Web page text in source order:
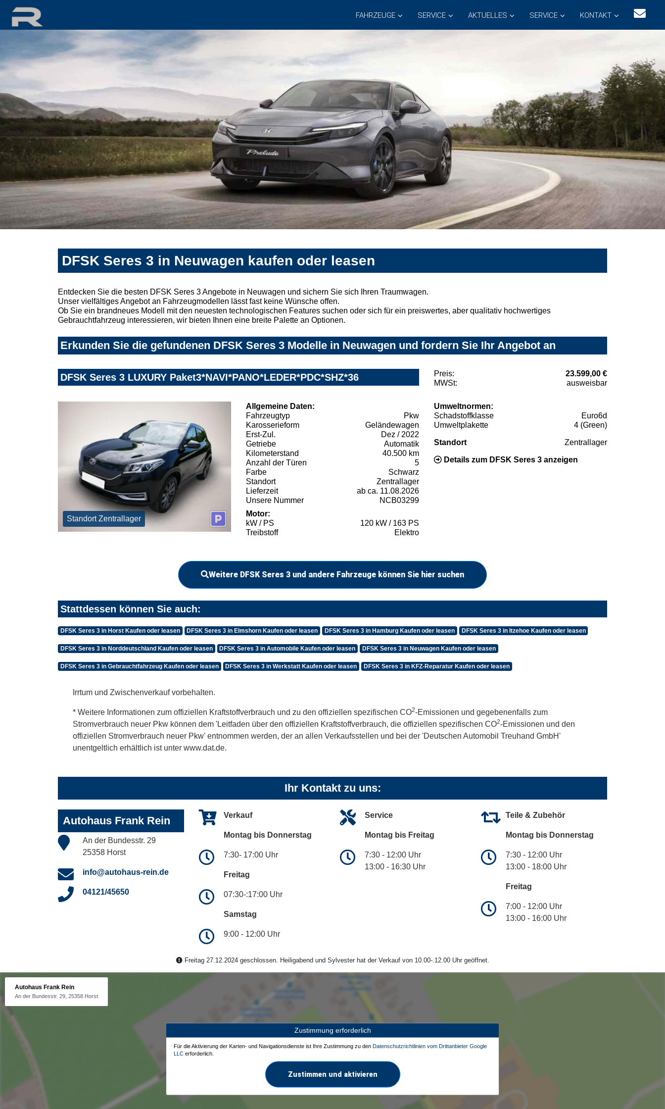
FAHRZEUGE SERVICE AKTUELLES SERVICE KONTAKT
DFSK Seres 3 in Neuwagen kaufen oder leasen
Entdecken Sie die besten DFSK Seres 3 Angebote in Neuwagen und sichern Sie sich Ihren Traumwagen.
Unser vielfältiges Angebot an Fahrzeugmodellen lässt fast keine Wünsche offen.
Ob Sie ein brandneues Modell mit den neuesten technologischen Features suchen oder sich für ein preiswertes, aber qualitativ hochwertiges
Gebrauchtfahrzeug interessieren, wir bieten Ihnen eine breite Palette an Optionen.
Erkunden Sie die gefundenen DFSK Seres 3 Modelle in Neuwagen und fordern Sie Ihr Angebot an
DFSK Seres 3 LUXURY Paket3*NAVI*PANO*LEDER*PDC*SHZ*36 Preis:
23.599,00 €
MWSt:
ausweisbar
Standort Zentrallager
Allgemeine Daten:
Fahrzeugtyp
Pkw
Karosserieform
Geländewagen
Erst-Zul.
Dez / 2022
Getriebe
Automatik
Kilometerstand
40.500 km
Anzahl der Türen
5
Farbe
Schwarz
Standort
Zentrallager
Lieferzeit
ab ca. 11.08.2026
Unsere Nummer
NCB03299
Motor:
kW / PS
120 kW / 163 PS
Treibstoff
Elektro
Umweltnormen:
Schadstoffklasse
Euro6d
Umweltplakette
4 (Green)
Standort Zentrallager
Details zum DFSK Seres 3 anzeigen
Weitere DFSK Seres 3 und andere Fahrzeuge können Sie hier suchen
Stattdessen können Sie auch:
DFSK Seres 3 in Horst Kaufen oder leasen DFSK Seres 3 in Elmshorn Kaufen oder leasen DFSK Seres 3 in Hamburg Kaufen oder leasen DFSK Seres 3 in Itzehoe Kaufen oder leasen
DFSK Seres 3 in Norddeutschland Kaufen oder leasen DFSK Seres 3 in Automobile Kaufen oder leasen DFSK Seres 3 in Neuwagen Kaufen oder leasen
DFSK Seres 3 in Gebrauchtfahrzeug Kaufen oder leasen DFSK Seres 3 in Werkstatt Kaufen oder leasen DFSK Seres 3 in KFZ-Reparatur Kaufen oder leasen
Irrtum und Zwischenverkauf vorbehalten.
* Weitere Informationen zum offiziellen Kraftstoffverbrauch und zu den offiziellen spezifischen CO2-Emissionen und gegebenenfalls zum
Stromverbrauch neuer Pkw können dem 'Leitfaden über den offiziellen Kraftstoffverbrauch, die offiziellen spezifischen CO2-Emissionen und den
offiziellen Stromverbrauch neuer Pkw' entnommen werden, der an allen Verkaufsstellen und bei der 'Deutschen Automobil Treuhand GmbH'
unentgeltlich erhältlich ist unter www.dat.de.
Ihr Kontakt zu uns:
Autohaus Frank Rein
An der Bundesstr. 29
25358 Horst
info@autohaus-rein.de
04121/45650
Verkauf
Montag bis Donnerstag
7:30- 17:00 Uhr
Freitag
07:30-:17:00 Uhr
Samstag
9:00 - 12:00 Uhr
Service
Montag bis Freitag
7:30 - 12:00 Uhr
13:00 - 16:30 Uhr
Teile & Zubehör
Montag bis Donnerstag
7:30 - 12:00 Uhr
13:00 - 18:00 Uhr
Freitag
7:00 - 12:00 Uhr
13:00 - 16:00 Uhr
Freitag 27.12.2024 geschlossen. Heiligabend und Sylvester hat der Verkauf von 10.00-.12.00 Uhr geöffnet.
Autohaus Frank Rein
An der Bundesstr. 29, 25358 Horst
Zustimmung erforderlich
Für die Aktivierung der Karten- und Navigationsdienste ist Ihre Zustimmung zu den Datenschutzrichtlinien vom Drittanbieter Google
LLC erforderlich.
Zustimmen und aktivieren